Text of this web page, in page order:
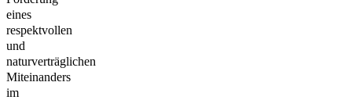
eines
respektvollen
und
naturverträglichen
Miteinanders
im